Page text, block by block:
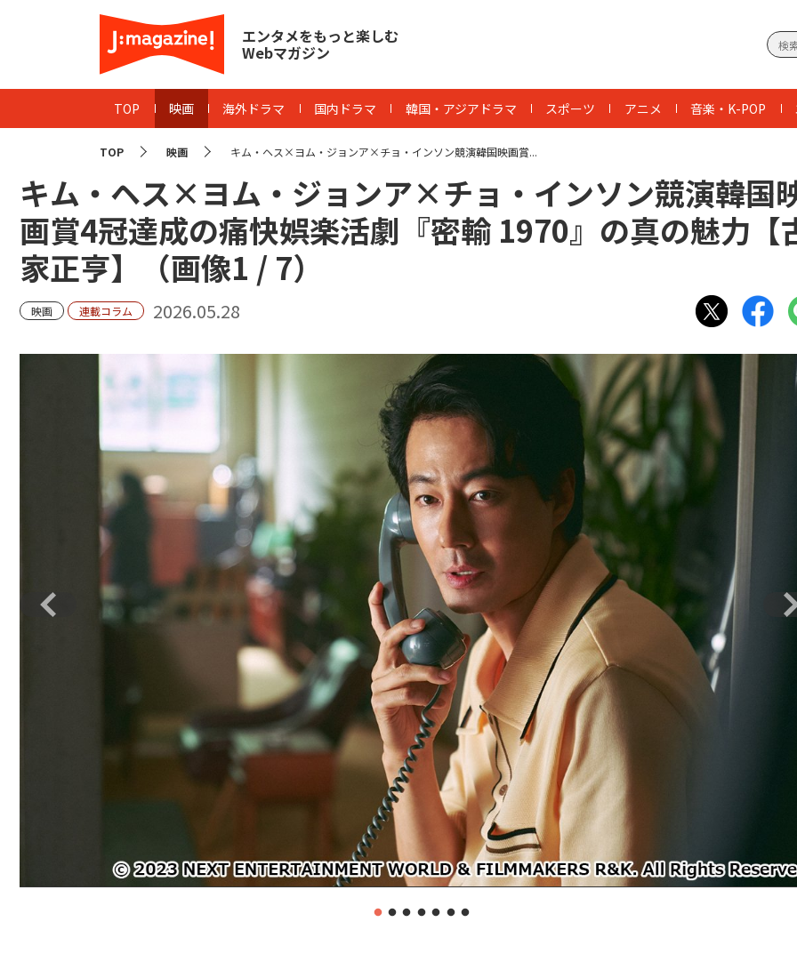
エンタメをもっと楽しむ
Webマガジン
TOP 映画 海外ドラマ 国内ドラマ 韓国・アジアドラマ スポーツ アニメ 音楽・K-POP
TOP 映画 キム・ヘス×ヨム・ジョンア×チョ・インソン競演――韓国映画賞...
キム・ヘス×ヨム・ジョンア×チョ・インソン競演――韓国
画賞4冠達成の痛快娯楽活劇『密輸 1970』の真の魅力【
家正亨】（画像1 / 7）
映画 連載コラム 2026.05.28